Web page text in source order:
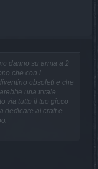
danno su arma a 2
che con l
obsoleti e che
una totale
via tutto il tuo gioco
dedicare al craft e